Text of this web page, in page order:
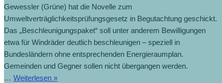
Gewessler (Grüne) hat die Novelle zum
Umweltverträglichkeitsprüfungsgesetz in Begutachtung geschickt.
Das „Beschleunigungspaket“ soll unter anderem Bewilligungen
etwa für Windräder deutlich beschleunigen – speziell in
Bundesländern ohne entsprechenden Energieraumplan.
Gemeinden und Gegner sollen nicht übergangen werden.
… Weiterlesen »